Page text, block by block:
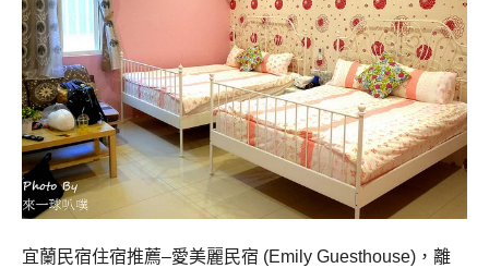
宜蘭民宿住宿推薦–愛美麗民宿 (Emily Guesthouse)，離